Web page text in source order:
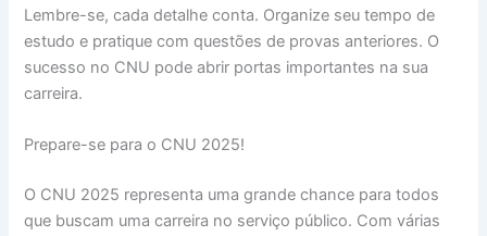
Lembre-se, cada detalhe conta. Organize seu tempo de
estudo e pratique com questões de provas anteriores. O
sucesso no CNU pode abrir portas importantes na sua
carreira.
Prepare-se para o CNU 2025!
O CNU 2025 representa uma grande chance para todos
que buscam uma carreira no serviço público. Com várias